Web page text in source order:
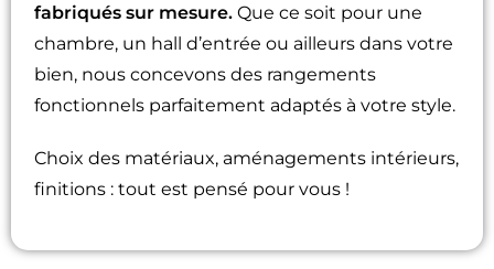
fabriqués sur mesure. Que ce soit pour une
chambre, un hall d’entrée ou ailleurs dans votre
bien, nous concevons des rangements
fonctionnels parfaitement adaptés à votre style.
Choix des matériaux, aménagements intérieurs,
finitions : tout est pensé pour vous !